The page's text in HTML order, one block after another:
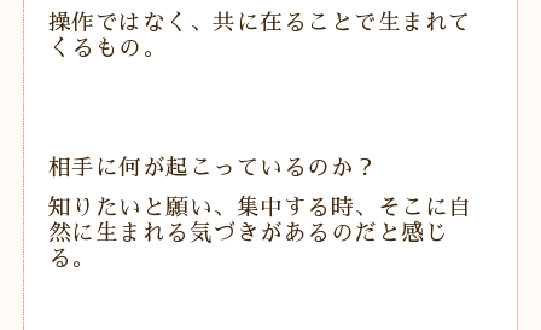
操作ではなく、共に在ることで生まれて
くるもの。
相手に何が起こっているのか？
知りたいと願い、集中する時、そこに自
然に生まれる気づきがあるのだと感じ
る。